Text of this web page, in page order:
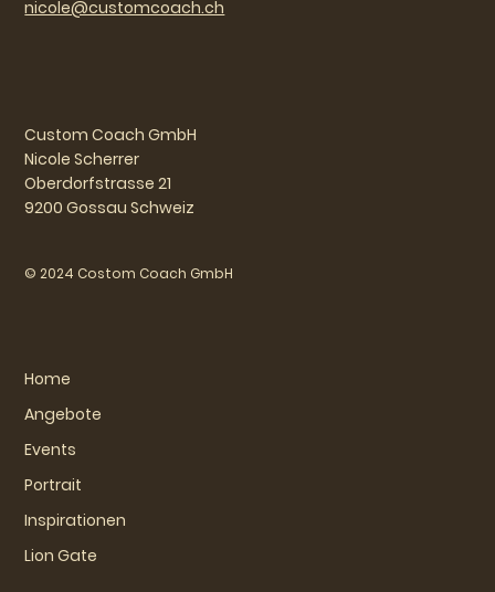
Home
Angebote
Events
Portrait
Inspirationen
Lion Gate
nicole@customcoach.ch
Custom Coach GmbH
Nicole Scherrer
Oberdorfstrasse 21
9200 Gossau Schweiz
© 2024 Costom Coach GmbH